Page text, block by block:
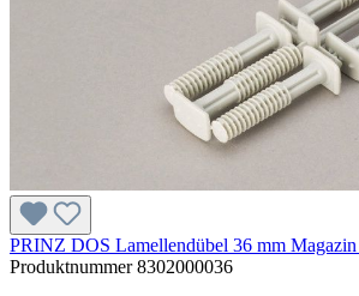
PRINZ DOS Lamellendübel 36 mm Magazin
Produktnummer8302000036